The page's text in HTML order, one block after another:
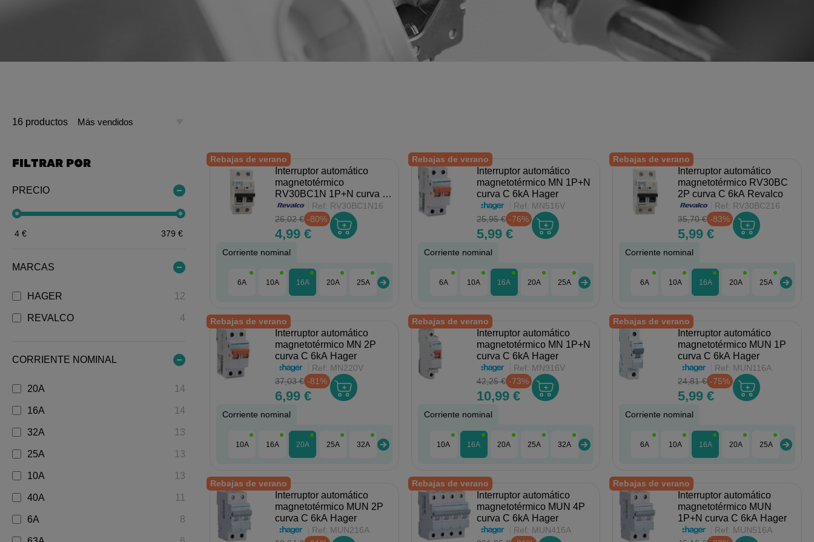
16 productos
FILTRAR POR
PRECIO
4 € 379 €
MARCAS
HAGER 12
REVALCO 4
CORRIENTE NOMINAL
20A 14
16A 14
32A 13
25A 13
10A 13
40A 11
6A 8
Rebajas de verano
Interruptor automático
magnetotérmico
RV30BC1N 1P+N curva C
6kA Revalco
Ref: RV30BC1N16
26,02 € -80%
4,99 €
Corriente nominal
6A 10A 16A 20A 25A 32A
Rebajas de verano
Interruptor automático
magnetotérmico MN 1P+N
curva C 6kA Hager
Ref: MN516V
25,95 € -76%
5,99 €
Corriente nominal
6A 10A 16A 20A 25A 32A
Rebajas de verano
Interruptor automático
magnetotérmico RV30BC
2P curva C 6kA Revalco
Ref: RV30BC216
35,70 € -83%
5,99 €
Corriente nominal
6A 10A 16A 20A 25A 32A
Rebajas de verano
Interruptor automático
magnetotérmico MN 2P
curva C 6kA Hager
Ref: MN220V
37,03 € -81%
6,99 €
Corriente nominal
10A 16A 20A 25A 32A 40A
Rebajas de verano
Interruptor automático
magnetotérmico MN 1P+N
curva C 6kA Hager
Ref: MN916V
42,25 € -73%
10,99 €
Corriente nominal
10A 16A 20A 25A 32A 40A
Rebajas de verano
Interruptor automático
magnetotérmico MUN 1P
curva C 6kA Hager
Ref: MUN116A
24,81 € -75%
5,99 €
Corriente nominal
6A 10A 16A 20A 25A 32A
Rebajas de verano
Interruptor automático
magnetotérmico MUN 2P
curva C 6kA Hager
Ref: MUN216A
Rebajas de verano
Interruptor automático
magnetotérmico MUN 4P
curva C 6kA Hager
Ref: MUN416A
Rebajas de verano
Interruptor automático
magnetotérmico MUN
1P+N curva C 6kA Hager
Ref: MUN516A